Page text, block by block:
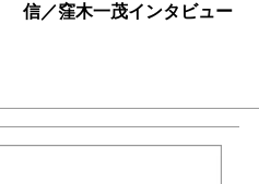
信／窪木一茂インタビュー